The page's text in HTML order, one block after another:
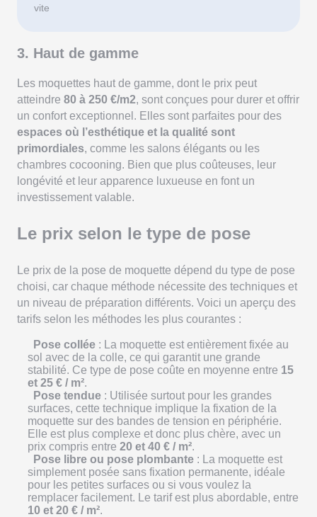
vite
3. Haut de gamme
Les moquettes haut de gamme, dont le prix peut
atteindre 80 à 250 €/m2, sont conçues pour durer et offrir
un confort exceptionnel. Elles sont parfaites pour des
espaces où l’esthétique et la qualité sont
primordiales, comme les salons élégants ou les
chambres cocooning. Bien que plus coûteuses, leur
longévité et leur apparence luxueuse en font un
investissement valable.
Le prix selon le type de pose
Le prix de la pose de moquette dépend du type de pose
choisi, car chaque méthode nécessite des techniques et
un niveau de préparation différents. Voici un aperçu des
tarifs selon les méthodes les plus courantes :
Pose collée : La moquette est entièrement fixée au
sol avec de la colle, ce qui garantit une grande
stabilité. Ce type de pose coûte en moyenne entre 15
et 25 € / m².
Pose tendue : Utilisée surtout pour les grandes
surfaces, cette technique implique la fixation de la
moquette sur des bandes de tension en périphérie.
Elle est plus complexe et donc plus chère, avec un
prix compris entre 20 et 40 € / m².
Pose libre ou pose plombante : La moquette est
simplement posée sans fixation permanente, idéale
pour les petites surfaces ou si vous voulez la
remplacer facilement. Le tarif est plus abordable, entre
10 et 20 € / m².